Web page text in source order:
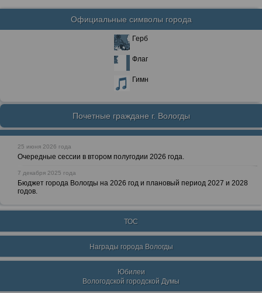
Официальные символы города
Герб
Флаг
Гимн
Почетные граждане г. Вологды
25 июня 2026 года
Очередные сессии в втором полугодии 2026 года.
7 декабря 2025 года
Бюджет города Вологды на 2026 год и плановый период 2027 и 2028
годов.
ТОС
Награды города Вологды
Юбилеи
Вологодской городской Думы